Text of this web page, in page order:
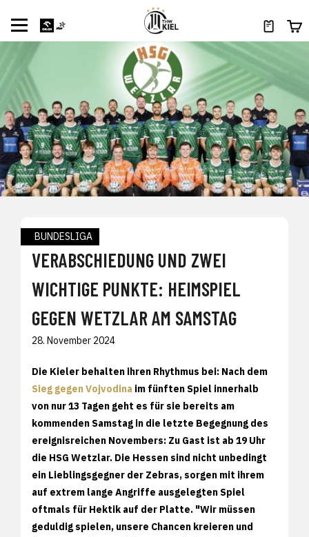
BUNDESLIGA
VERABSCHIEDUNG UND ZWEI
WICHTIGE PUNKTE: HEIMSPIEL
GEGEN WETZLAR AM SAMSTAG
28. November 2024
Die Kieler behalten ihren Rhythmus bei: Nach dem
Sieg gegen Vojvodina im fünften Spiel innerhalb
von nur 13 Tagen geht es für sie bereits am
kommenden Samstag in die letzte Begegnung des
ereignisreichen Novembers: Zu Gast ist ab 19 Uhr
die HSG Wetzlar. Die Hessen sind nicht unbedingt
ein Lieblingsgegner der Zebras, sorgen mit ihrem
auf extrem lange Angriffe ausgelegten Spiel
oftmals für Hektik auf der Platte. "Wir müssen
geduldig spielen, unsere Chancen kreieren und